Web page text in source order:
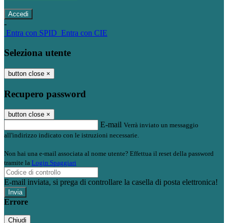
-
Entra con SPID Entra con CIE
Seleziona utente
button close ×
Recupero password
button close ×
E-mail Verrà inviato un messaggio
all'indirizzo indicato con le istruzioni necessarie.
Non hai una e-mail associata al nome utente? Effettua il reset della password
tramite la Login Spaggiari
E-mail inviata, si prega di controllare la casella di posta elettronica!
Errore
Chiudi